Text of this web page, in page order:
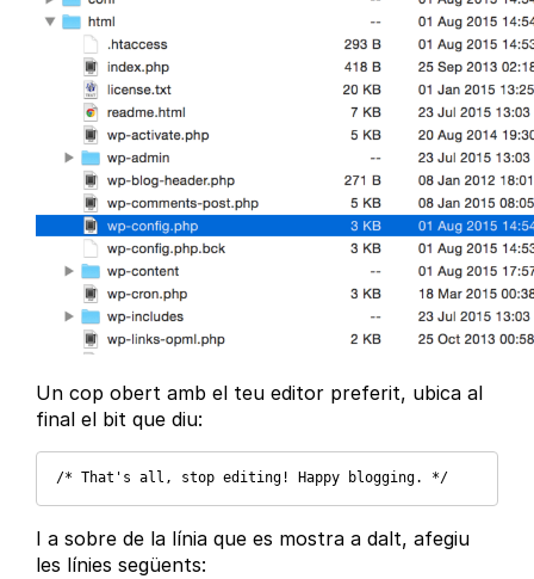
Un cop obert amb el teu editor preferit, ubica al
final el bit que diu:
/* That's all, stop editing! Happy blogging. */
I a sobre de la línia que es mostra a dalt, afegiu
les línies següents: